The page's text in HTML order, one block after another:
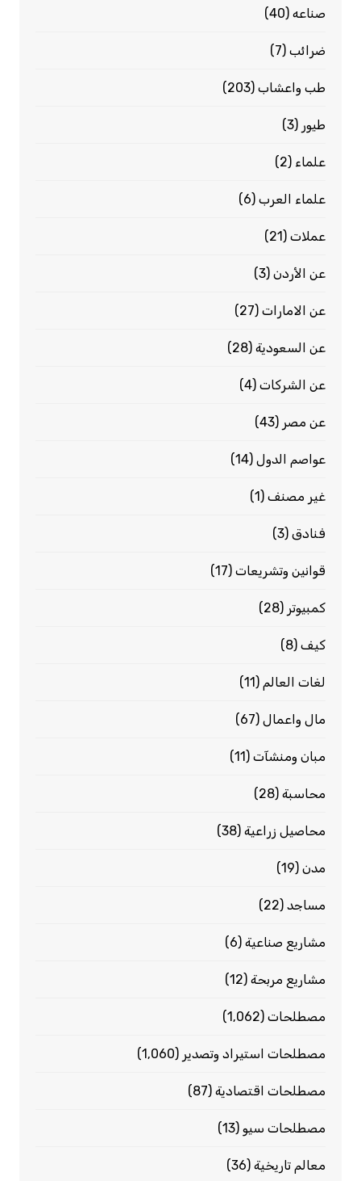
صناعه(40)
ضرائب(7)
طب واعشاب(203)
طيور (3)
علماء (2)
علماء العرب(6)
عملات(21)
عن الأردن(3)
عن الامارات(27)
عن السعودية(28)
عن الشركات(4)
عن مصر (43)
عواصم الدول(14)
غير مصنف(1)
فنادق(3)
قوانين وتشريعات(17)
كمبيوتر (28)
كيف(8)
لغات العالم (11)
مال واعمال(67)
مبان ومنشآت(11)
محاسبة(28)
محاصيل زراعية(38)
مدن(19)
مساجد(22)
مشاريع صناعية(6)
مشاريع مربحة(12)
مصطلحات(1٬062)
مصطلحات استيراد وتصدير (1٬060)
مصطلحات اقتصادية(87)
مصطلحات سيو(13)
معالم تاريخية(36)